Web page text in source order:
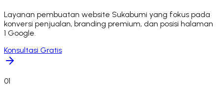
Layanan pembuatan website Sukabumi yang fokus pada
konversi penjualan, branding premium, dan posisi halaman
1 Google.
Konsultasi Gratis
01